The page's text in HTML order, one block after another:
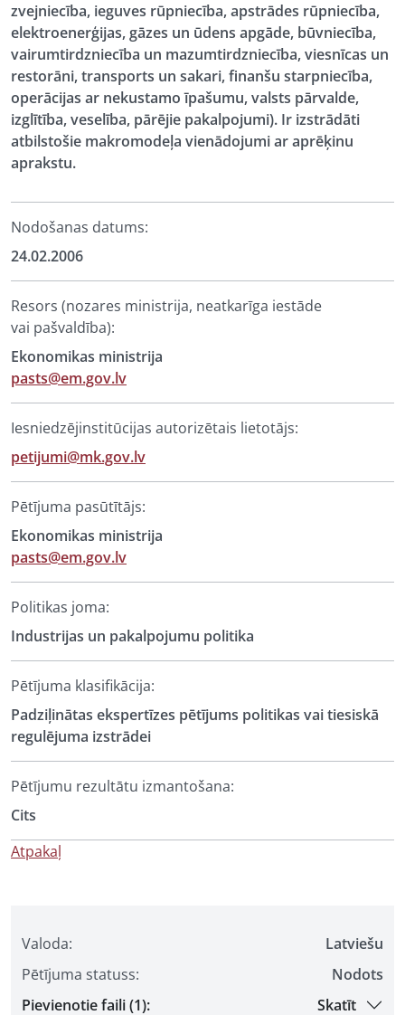
Valoda:
Latviešu
Pētījuma statuss:
Nodots
Pievienotie faili (1):
Skatīt
zvejniecība, ieguves rūpniecība, apstrādes rūpniecība,
elektroenerģijas, gāzes un ūdens apgāde, būvniecība,
vairumtirdzniecība un mazumtirdzniecība, viesnīcas un
restorāni, transports un sakari, finanšu starpniecība,
operācijas ar nekustamo īpašumu, valsts pārvalde,
izglītība, veselība, pārējie pakalpojumi). Ir izstrādāti
atbilstošie makromodeļa vienādojumi ar aprēķinu
aprakstu.
Nodošanas datums:
24.02.2006
Resors (nozares ministrija, neatkarīga iestāde
vai pašvaldība):
Ekonomikas ministrija
pasts@em.gov.lv
Iesniedzējinstitūcijas autorizētais lietotājs:
petijumi@mk.gov.lv
Pētījuma pasūtītājs:
Ekonomikas ministrija
pasts@em.gov.lv
Politikas joma:
Industrijas un pakalpojumu politika
Pētījuma klasifikācija:
Padziļinātas ekspertīzes pētījums politikas vai tiesiskā
regulējuma izstrādei
Pētījumu rezultātu izmantošana:
Cits
Atpakaļ